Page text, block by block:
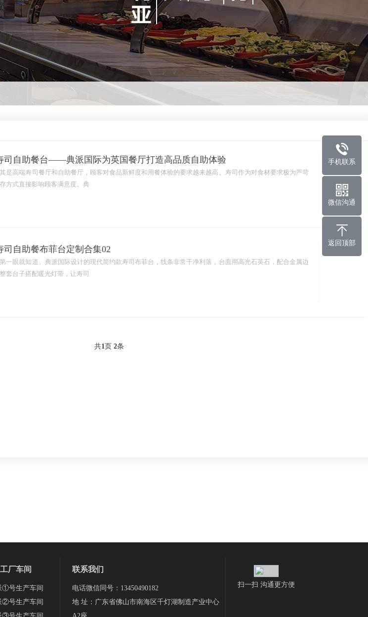
司自助餐台——典派国际为英国餐厅打造高品质自助体验
是高端寿司餐厅和自助餐厅，顾客对食品新鲜度和用餐体验的要求越来越高。寿司作为对食材要求极为严苛
方式直接影响顾客满意度。典
03-13
2026
司自助餐布菲台定制合集02
一眼就知道。典派国际设计的现代简约款寿司布菲台，线条非常干净利落，台面用高光石英石，配合金属边
套台子搭配暖光灯带，让寿司
共1页 2条
工厂车间
①号生产车间
②号生产车间
联系我们
电话微信同号：13450490182
地 址：广东省佛山市南海区千灯湖制造产业中心
扫一扫 沟通更方便
手机联系
微信沟通
返回顶部